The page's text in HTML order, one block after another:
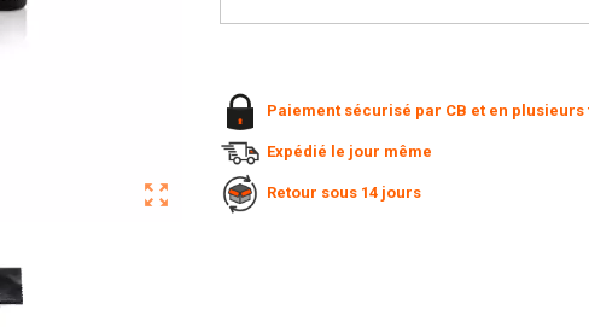
zoom_out_map
Paiement sécurisé par CB et en plusieurs
Expédié le jour même
Retour sous 14 jours